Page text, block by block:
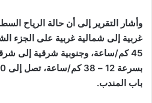
وأشار التقرير إلى أن حالة الرياح
45 كم/ساعة، وجنوبية شرقية إلى
باب المندب.